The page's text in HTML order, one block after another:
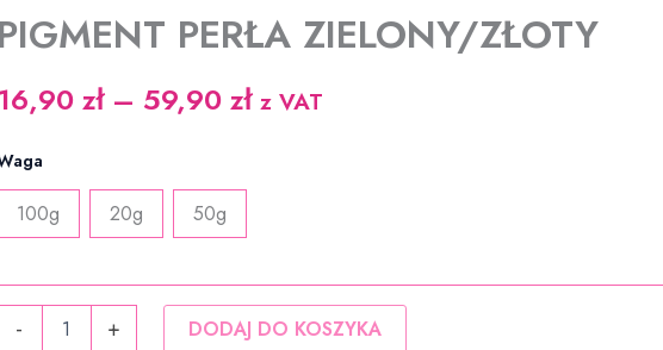
PIGMENT PERŁA ZIELONY/ZŁOTY
16,90 zł – 59,90 złZakres
do
59,90 zł
z VAT
100g 20g 50g
-
PIGMENT
+ DODAJ DO KOSZYKA